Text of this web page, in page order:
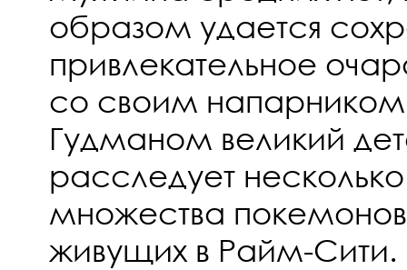
образом удается
привлекательное
со своим
Гудманом великий
расследует
множества
живущих в Райм-Сити.